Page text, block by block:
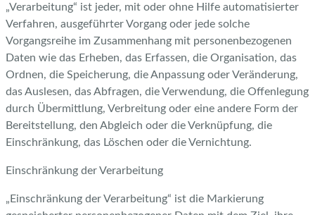
„Verarbeitung“ ist jeder, mit oder ohne Hilfe automatisierter
Verfahren, ausgeführter Vorgang oder jede solche
Vorgangsreihe im Zusammenhang mit personenbezogenen
Daten wie das Erheben, das Erfassen, die Organisation, das
Ordnen, die Speicherung, die Anpassung oder Veränderung,
das Auslesen, das Abfragen, die Verwendung, die Offenlegung
durch Übermittlung, Verbreitung oder eine andere Form der
Bereitstellung, den Abgleich oder die Verknüpfung, die
Einschränkung, das Löschen oder die Vernichtung.
Einschränkung der Verarbeitung
„Einschränkung der Verarbeitung“ ist die Markierung